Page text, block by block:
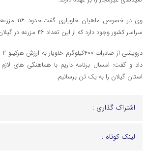
وی در
سراسر کشور وجود دارد که از این تعداد ۴۶ مزرعه در گیلان وجود دارد.
داد و گفت: امسال برنامه داریم با هماهنگی های
استان گیلان را به یک تن برسانیم.
اشتراک گذاری :
لینک کوتاه :